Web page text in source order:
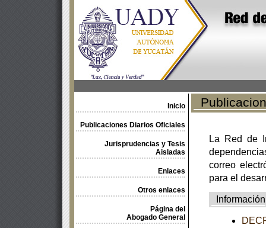
Inicio
Publicaciones Diarios Oficiales
Jurisprudencias y Tesis
Aisladas
Enlaces
Otros enlaces
Página del
Abogado General
La Red de
correo
para el
Información